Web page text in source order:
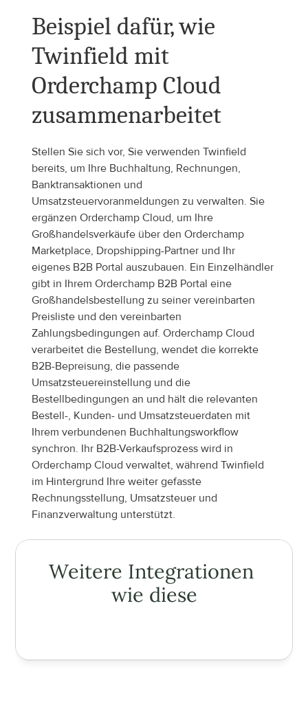
Beispiel dafür, wie
Twinfield mit
Orderchamp Cloud
zusammenarbeitet
Stellen Sie sich vor, Sie verwenden Twinfield
bereits, um Ihre Buchhaltung, Rechnungen,
Banktransaktionen und
Umsatzsteuervoranmeldungen zu verwalten. Sie
ergänzen Orderchamp Cloud, um Ihre
Großhandelsverkäufe über den Orderchamp
Marketplace, Dropshipping-Partner und Ihr
eigenes B2B Portal auszubauen. Ein Einzelhändler
gibt in Ihrem Orderchamp B2B Portal eine
Großhandelsbestellung zu seiner vereinbarten
Preisliste und den vereinbarten
Zahlungsbedingungen auf. Orderchamp Cloud
verarbeitet die Bestellung, wendet die korrekte
B2B-Bepreisung, die passende
Umsatzsteuereinstellung und die
Bestellbedingungen an und hält die relevanten
Bestell-, Kunden- und Umsatzsteuerdaten mit
Ihrem verbundenen Buchhaltungsworkflow
synchron. Ihr B2B-Verkaufsprozess wird in
Orderchamp Cloud verwaltet, während Twinfield
im Hintergrund Ihre weiter gefasste
Rechnungsstellung, Umsatzsteuer und
Finanzverwaltung unterstützt.
Weitere Integrationen
wie diese